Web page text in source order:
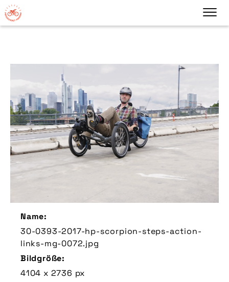
Name:
30-0393-2017-hp-scorpion-steps-action-
links-mg-0072.jpg
Bildgröße:
4104 x 2736 px